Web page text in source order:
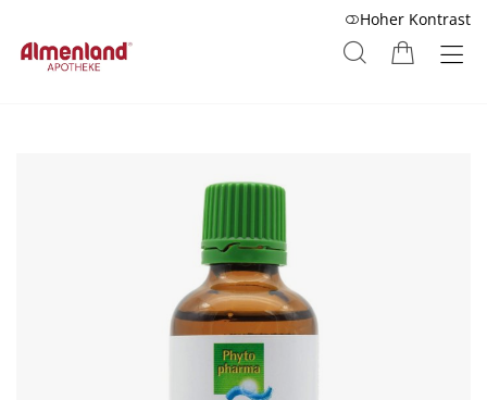
Hoher Kontrast